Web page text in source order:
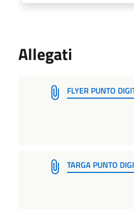
Allegati
FLYER PUNTO
TARGA PUNTO